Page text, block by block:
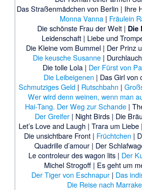
Das Straßenmädchen von Berlin | Ihre
Monna Vanna| Fräulein
Die schönste Frau der Welt | Die
Leidenschaft | Liebe und
Die Kleine vom Bummel | Der Prinz
Die keusche Susanne |
Die tolle Lola | Der Fürst von
Die Leibeigenen | Das Girl von
Schmutziges Geld| Rutschbahn |
Wer wird denn weinen, wenn man
Hai-Tang. Der Weg zur Schande|
Der Greifer | Night Birds | Die
Let’s Love and Laugh | Trara um Liebe |
Die unsichtbare Front | Früchtchen |
Quadrille d’amour | Der
Le controleur des wagon lits | Der
Michel Strogoff | Es geht um
Der Tiger von Eschnapur | Das
Die Reise nach